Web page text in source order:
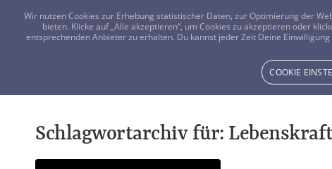
Schlagwortarchiv für:
Wir nutzen Cookies zur Erhebung statistischer Daten, zur Optimierung der
bieten. Klicke auf „Alle akzeptieren“, um Cookies zu akzeptieren oder
entsprechenden Anbieter zu erhalten. Du kannst jeder Zeit Deine
COOKIE